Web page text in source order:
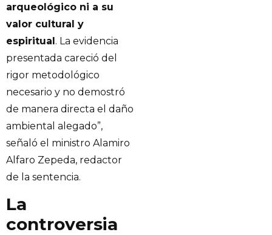
arqueológico ni a su
valor cultural y
espiritual. La evidencia
presentada careció del
rigor metodológico
necesario y no demostró
de manera directa el daño
ambiental alegado”,
señaló el ministro Alamiro
Alfaro Zepeda, redactor
de la sentencia.
La
controversia